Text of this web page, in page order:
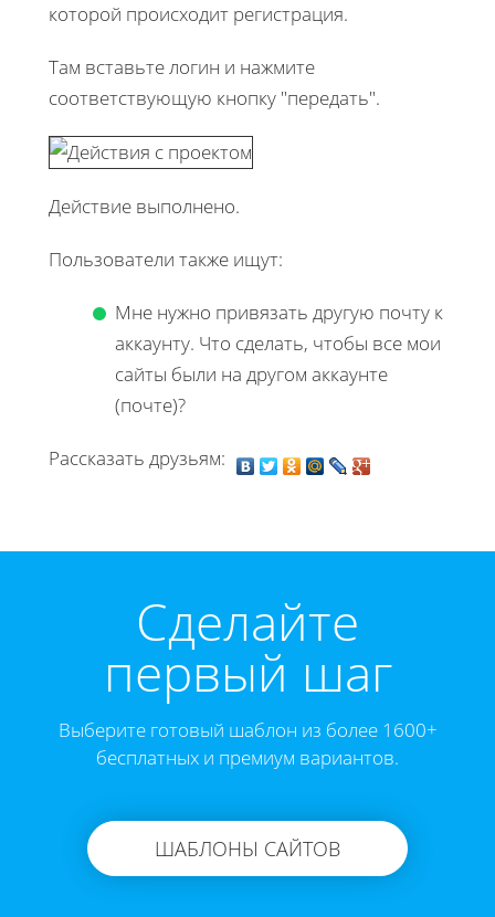
которой происходит регистрация.
Там вставьте логин и нажмите
соответствующую кнопку "передать".
Действие выполнено.
Пользователи также ищут:
Мне нужно привязать другую почту к
аккаунту. Что сделать, чтобы все мои
сайты были на другом аккаунте
(почте)?
Рассказать друзьям:
Cделайте
первый шаг
Выберите готовый шаблон из более 1600+
бесплатных и премиум вариантов.
ШАБЛОНЫ САЙТОВ